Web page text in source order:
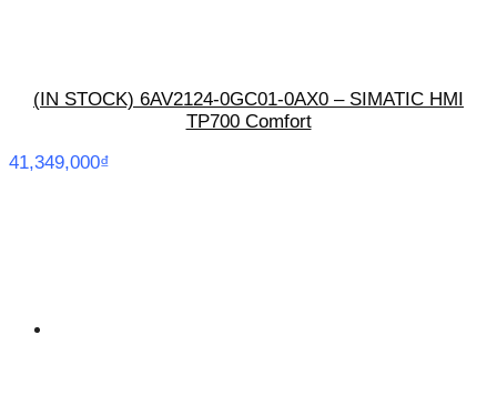
(IN STOCK) 6AV2124-0GC01-0AX0 – SIMATIC HMI
TP700 Comfort
41,349,000₫